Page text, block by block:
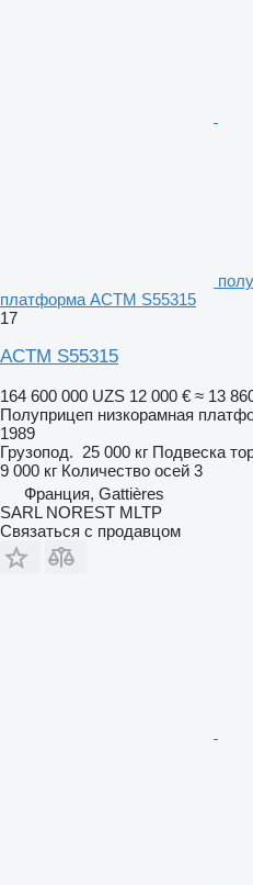
платформа ACTM S55315
17
ACTM S55315
164 600 000 UZS 12 000 € ≈ 13
Полуприцеп низкорамная
1989
Грузопод. 25 000 кг Подвеска
9 000 кг Количество осей 3
Франция, Gattières
SARL NOREST MLTP
Связаться с продавцом